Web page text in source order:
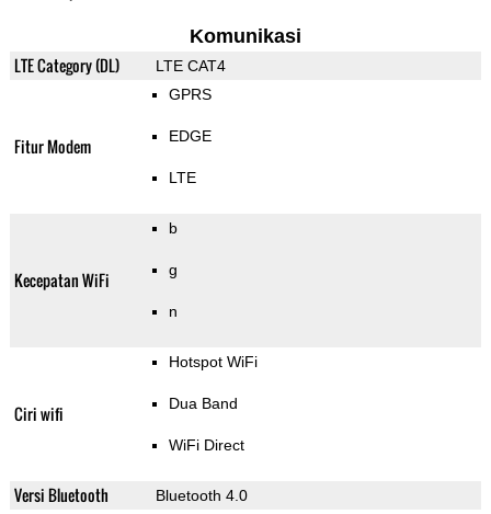
Komunikasi
LTE Category (DL) LTE CAT4
Fitur Modem
GPRS
EDGE
LTE
Kecepatan WiFi
b
g
n
Ciri wifi
Hotspot WiFi
Dua Band
WiFi Direct
Versi Bluetooth Bluetooth 4.0